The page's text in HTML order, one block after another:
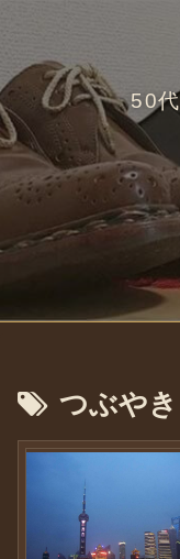
50
つぶやき